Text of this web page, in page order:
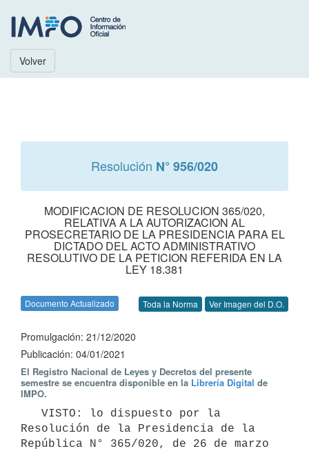
Volver
Resolución N° 956/020
MODIFICACION DE RESOLUCION 365/020,
RELATIVA A LA AUTORIZACION AL
PROSECRETARIO DE LA PRESIDENCIA PARA EL
DICTADO DEL ACTO ADMINISTRATIVO
RESOLUTIVO DE LA PETICION REFERIDA EN LA
LEY 18.381
Documento Actualizado Toda la Norma Ver Imagen del D.O.
Promulgación: 21/12/2020
Publicación: 04/01/2021
El Registro Nacional de Leyes y Decretos del presente
semestre se encuentra disponible en la Librería Digital de
IMPO.
Resolución de la Presidencia de la
República N° 365/020, de 26 de marzo